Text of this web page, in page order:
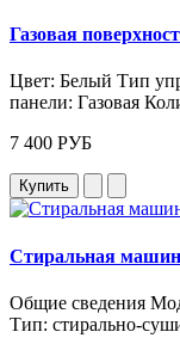
Газовая
Цвет: Белый Тип
панели: Газовая
7 400 РУБ
Купить
Стиральная
Общие сведения
Тип: